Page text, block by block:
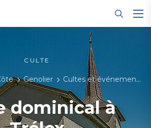
CULTE
Genolier Cultes et événements
dominical à
des cookies